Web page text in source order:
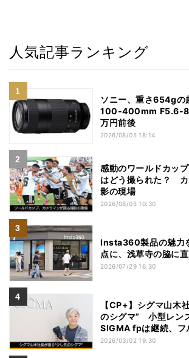
人気記事ランキング
ソニー、重さ654gの
100-400mm F5.6-
万円前後
2026/08/05 18:14
感動のワールドカッ
はどう撮られた？
影の現場
2026/08/05 10:30
Insta360製品の魅力
点に、浅草寺の脇に
2026/07/29 16:30
【CP+】シグマ山木
のシグマ” 小型レン
SIGMA fpは継続、
2026/03/02 19:30